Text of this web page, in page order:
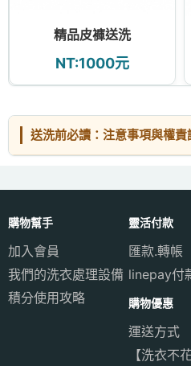
精品皮褲送洗
NT:1000元
送洗前必讀：注意事項與權責
購物幫手
加入會員
我們的洗衣處理設備
積分使用攻略
靈活付款
匯款.轉帳
linepay付
購物優惠
運送方式
【洗衣不